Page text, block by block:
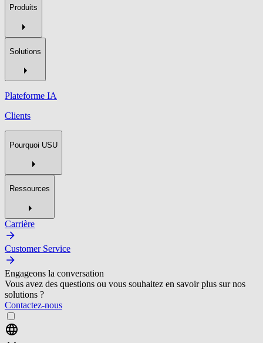
Produits
Solutions
Plateforme IA
Clients
Pourquoi USU
Ressources
Carrière
Customer Service
Engageons la conversation
Vous avez des questions ou vous souhaitez en savoir plus sur nos
solutions ?
Contactez-nous